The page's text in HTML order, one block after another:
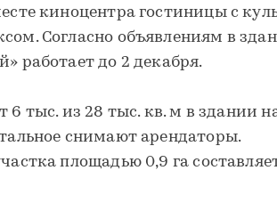
киноцентра гостиницы с
Согласно объявлениям в
работает до 2 декабря.
6 тыс. из 28 тыс. кв. м в здании
снимают арендаторы.
площадью 0,9 га